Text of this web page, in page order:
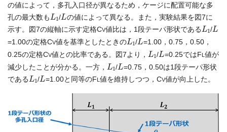
の値によって，多孔入口径が異なるため，ケージに配置可能な多
孔の最大数も L /Lの値によって異なる。また，実験結果を図7に
示す。図7の縦軸に示す定格CV値比は，1段テーパ形状である L /L
=1.00の定格CV値を基準としたときのL /L=1.00，0.75，0.50，
0.25の定格CV値との比率である。図7より， L /L=0.25ではFL 値が
減少したことが分かる。一方， L /L=0.75，0.50は1段テーパ形状
である L /L=1.00と同等のFL 値を維持しつつ，CV値が向上した。